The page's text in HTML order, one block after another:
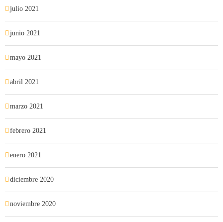
julio 2021
junio 2021
mayo 2021
abril 2021
marzo 2021
febrero 2021
enero 2021
diciembre 2020
noviembre 2020